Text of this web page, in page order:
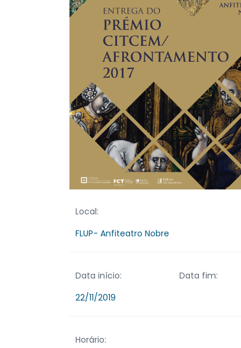
Local:
FLUP- Anfiteatro Nobre
Data início:
22/11/2019
Data fim:
Horário: